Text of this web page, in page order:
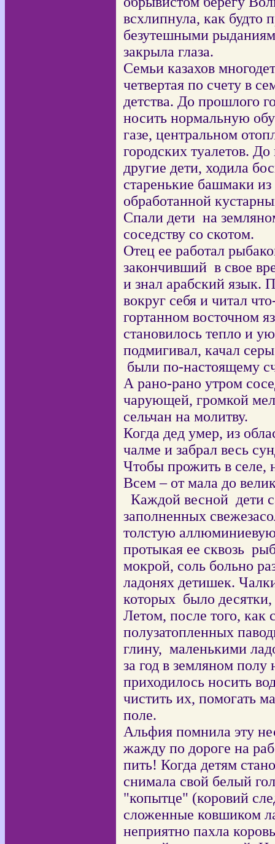
всхлипнула, как будто
безутешными
закрыла глаза.
Семьи казахов
четвертая по счету в
детства. До прошлого
носить нормальную
газе, центральном
городских туалетов.
другие дети, ходила
старенькие башмаки
обработанной
Спали дети на
соседству со скотом.
Отец ее работал
закончивший в свое
и знал арабский язык.
вокруг себя и читал
гортанном восточном
становилось тепло и
подмигивал, качал
были по-настоящему
А рано-рано утром
чарующей, громкой
сельчан на молитву.
Когда дед умер, из
чалме и забрал весь
Чтобы прожить в селе,
Всем – от мала до
Каждой весной дети
заполненных
толстую
протыкая ее сквозь
мокрой, соль больно
ладонях детишек.
которых было
Летом, после того, как
полузатопленных
глину, маленькими
за год в земляном
приходилось носить
чистить их, помогать
поле.
Альфия помнила эту
жажду по дороге на
пить! Когда детям
снимала свой белый
"копытце" (коровий
сложенные ковшиком
неприятно пахла